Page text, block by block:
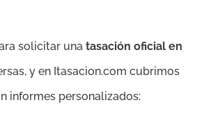
solicitar una tasación oficial en
y en Itasacion.com cubrimos
informes personalizados: